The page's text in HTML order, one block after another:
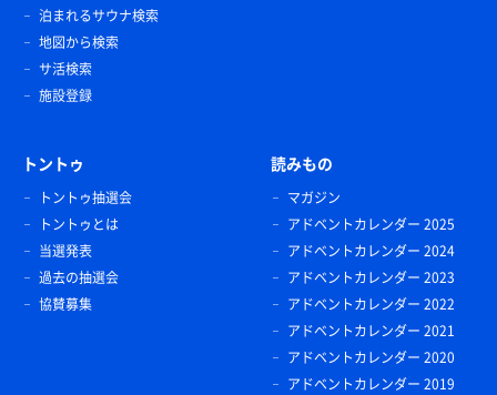
泊まれるサウナ検索
地図から検索
サ活検索
施設登録
トントゥ
トントゥ抽選会
トントゥとは
当選発表
過去の抽選会
協賛募集
読みもの
マガジン
アドベントカレンダー 2025
アドベントカレンダー 2024
アドベントカレンダー 2023
アドベントカレンダー 2022
アドベントカレンダー 2021
アドベントカレンダー 2020
アドベントカレンダー 2019